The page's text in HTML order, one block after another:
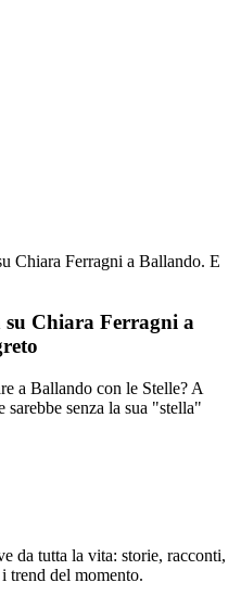
Chiara Ferragni a Ballando. E
Chiara Ferragni a
a Ballando con le Stelle? A
senza la sua "stella"
da tutta la vita: storie, racconti,
trend del momento.